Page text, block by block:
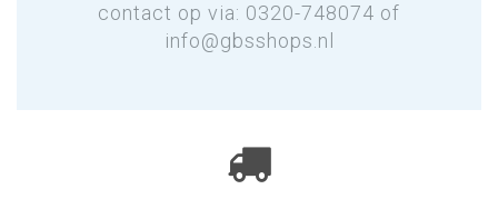
contact op via: 0320-748074 of
info@gbsshops.nl